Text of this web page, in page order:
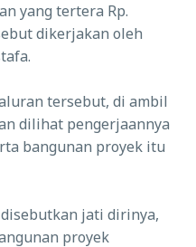
yang tertera Rp.
dikerjakan oleh
tersebut, di ambil
dilihat pengerjaannya
bangunan proyek itu
jati dirinya,
proyek